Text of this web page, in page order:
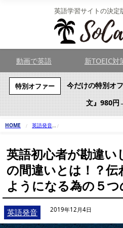
英語学習サイトの決定
動画で英語 新TOEIC対
特別オファー
今だけの特別オ
文』980
HOME 英語発音
英語初心者が勘違い
の間違いとは！？
ようになる為の５
英語発音 2019年12月4日